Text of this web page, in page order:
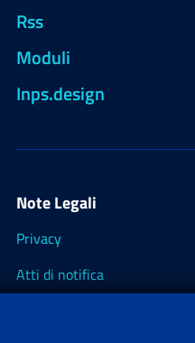
Rss
Moduli
Inps.design
Note Legali
Privacy
Atti di notifica